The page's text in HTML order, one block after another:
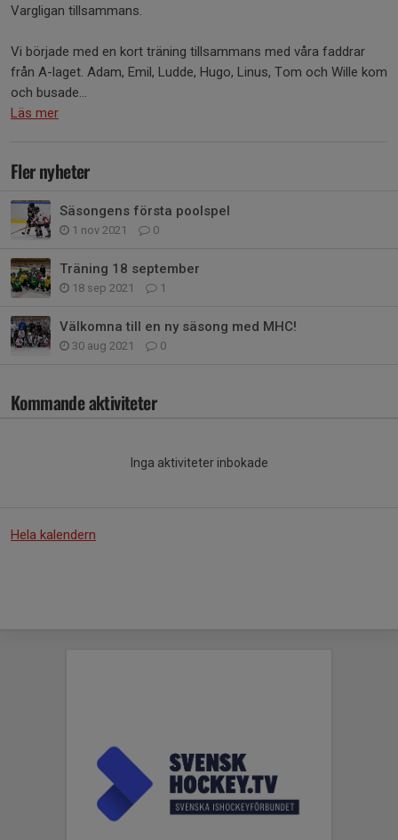
Vargligan tillsammans.
Vi började med en kort träning tillsammans med våra faddrar
från A-laget. Adam, Emil, Ludde, Hugo, Linus, Tom och Wille kom
och busade...
Läs mer
Fler nyheter
Säsongens första poolspel
1 nov 2021 0
Träning 18 september
18 sep 2021 1
Välkomna till en ny säsong med MHC!
30 aug 2021 0
Kommande aktiviteter
Inga aktiviteter inbokade
Hela kalendern